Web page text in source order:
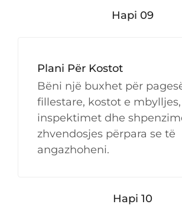
Hapi 09
Hapi 10
Plani Për Kostot
Bëni një buxhet për
fillestare, kostot e mbylljes,
inspektimet dhe
zhvendosjes përpara se të
angazhoheni.